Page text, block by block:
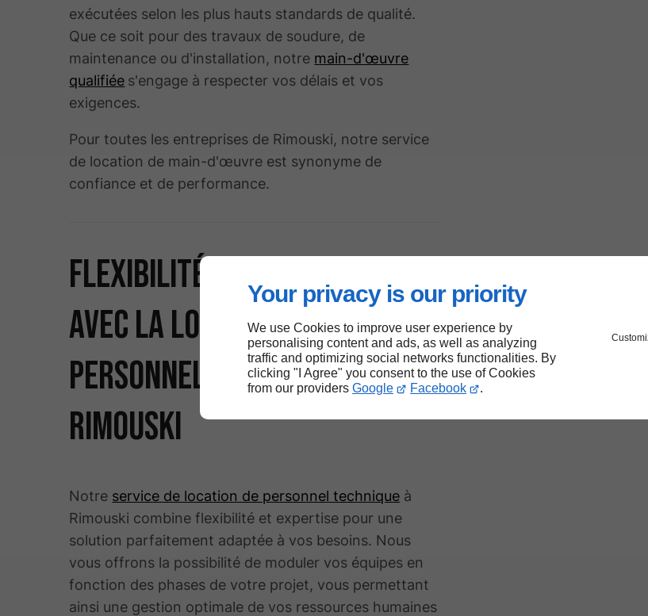
Your privacy is our priority
We use Cookies to improve user experience by
personalising content and ads, as well as analyzing
traffic and optimizing social networks functionalities. By
clicking "I Agree" you consent to the use of Cookies
from our providers Google Facebook .
exécutées selon les plus hauts standards de qualité.
Que ce soit pour des travaux de soudure, de
maintenance ou d'installation, notre main-d'œuvre
qualifiée s'engage à respecter vos délais et vos
exigences.
Pour toutes les entreprises de Rimouski, notre service
de location de main-d'œuvre est synonyme de
confiance et de performance.
Flexibilité et expertise
avec la location de
personnel technique à
Rimouski
Notre service de location de personnel technique à
Rimouski combine flexibilité et expertise pour une
solution parfaitement adaptée à vos besoins. Nous
vous offrons la possibilité de moduler vos équipes en
fonction des phases de votre projet, vous permettant
ainsi une gestion optimale de vos ressources humaines